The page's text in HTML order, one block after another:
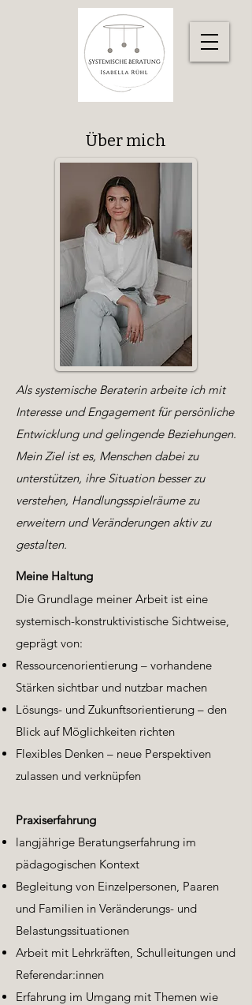
Über mich
Als systemische Beraterin arbeite ich mit
Interesse undEngagement für persönliche
Entwicklung undgelingende Beziehungen.
Mein Ziel ist es, Menschen dabei zu
unterstützen, ihre Situation besser zu
verstehen, Handlungsspielräumezu
erweitern und Veränderungen aktiv zu
gestalten.
Meine Haltung
Die Grundlage meiner Arbeit ist eine
systemisch-konstruktivistische Sichtweise,
geprägt von:
Ressourcenorientierung – vorhandene
Stärken sichtbar und nutzbar machen
Lösungs- und Zukunftsorientierung – den
Blick auf Möglichkeiten richten
Flexibles Denken – neue Perspektiven
zulassen und verknüpfen
Praxiserfahrung
langjährige Beratungserfahrung im
pädagogischen Kontext
Begleitung von Einzelpersonen, Paaren
und Familien in Veränderungs- und
Belastungssituationen
Arbeit mit Lehrkräften, Schulleitungen und
Referendar:innen
Erfahrung im Umgang mit Themen wie